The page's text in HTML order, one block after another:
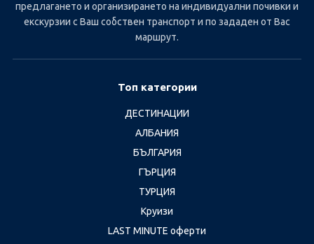
предлагането и организирането на индивидуални почивки и
екскурзии с Ваш собствен транспорт и по зададен от Вас
маршрут.
Топ категории
ДЕСТИНАЦИИ
АЛБАНИЯ
БЪЛГАРИЯ
ГЪРЦИЯ
ТУРЦИЯ
Круизи
LAST MINUTE оферти